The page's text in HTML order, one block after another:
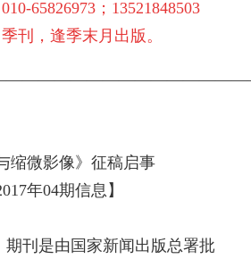
65826973；13521848503
刊，逢季末月出版。
缩微影像》征稿启事
年04期信息】
期刊是由国家新闻出版总署批